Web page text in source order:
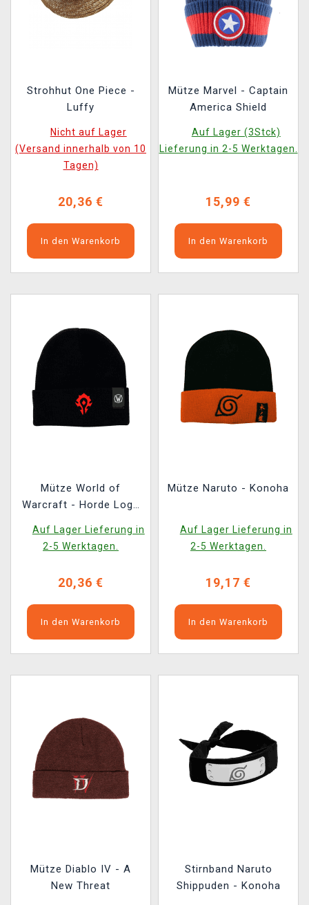
Strohhut One Piece -
Luffy
Nicht auf Lager
(Versand innerhalb von 10
Tagen)
20,36 €
In den Warenkorb
Mütze Marvel - Captain
America Shield
Auf Lager (3Stck)
Lieferung in 2-5 Werktagen.
15,99 €
In den Warenkorb
Mütze World of
Warcraft - Horde Logo
Auf Lager Lieferung in
2-5 Werktagen.
20,36 €
In den Warenkorb
Mütze Naruto - Konoha
Auf Lager Lieferung in
2-5 Werktagen.
19,17 €
In den Warenkorb
Mütze Diablo IV - A
New Threat
Stirnband Naruto
Shippuden - Konoha